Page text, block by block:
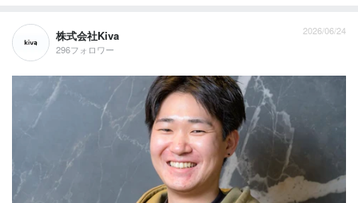
株式会社Kiva
296フォロワー
2026/06/24